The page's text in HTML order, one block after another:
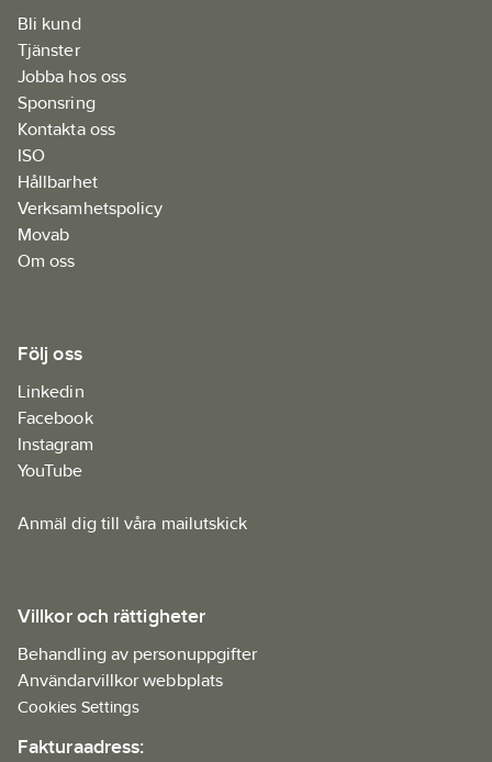
Bli kund
Tjänster
Jobba hos oss
Sponsring
Kontakta oss
ISO
Hållbarhet
Verksamhetspolicy
Movab
Om oss
Följ oss
Linkedin
Facebook
Instagram
YouTube
Anmäl dig till våra mailutskick
Villkor och rättigheter
Behandling av personuppgifter
Användarvillkor webbplats
Cookies Settings
Fakturaadress: